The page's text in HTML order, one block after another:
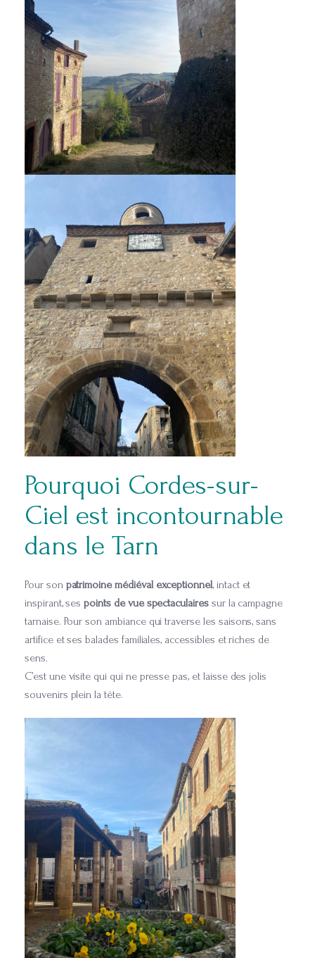
Pourquoi Cordes-sur-
Ciel est incontournable
dans le Tarn
Pour son patrimoine médiéval exceptionnel, intact et
inspirant, sespoints de vue spectaculairessur la campagne
tarnaise. Pour son ambiance qui traverse les saisons, sans
artifice et ses balades familiales, accessibles et riches de
sens.
C’est une visite qui qui ne presse pas, et laisse des jolis
souvenirs plein la tête.